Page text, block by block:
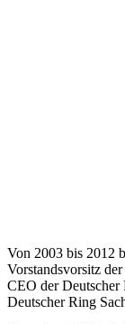
Von 2003 bis 2012
Vorstandsvorsitz
CEO der Deutscher
Deutscher Ring